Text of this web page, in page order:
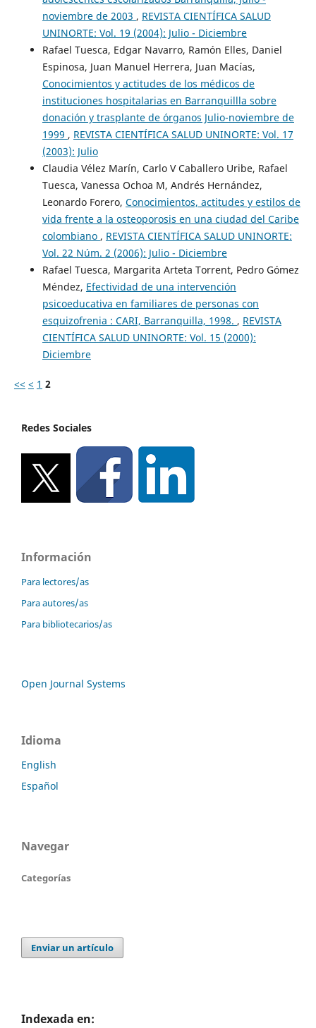
noviembre de 2003 , REVISTA CIENTÍFICA SALUD
UNINORTE: Vol. 19 (2004): Julio - Diciembre
Rafael Tuesca, Edgar Navarro, Ramón Elles, Daniel
Espinosa, Juan Manuel Herrera, Juan Macías,
Conocimientos y actitudes de los médicos de
instituciones hospitalarias en Barranquillla sobre
donación y trasplante de órganos Julio-noviembre de
1999 , REVISTA CIENTÍFICA SALUD UNINORTE: Vol. 17
(2003): Julio
Claudia Vélez Marín, Carlo V Caballero Uribe, Rafael
Tuesca, Vanessa Ochoa M, Andrés Hernández,
Leonardo Forero, Conocimientos, actitudes y estilos de
vida frente a la osteoporosis en una ciudad del Caribe
colombiano , REVISTA CIENTÍFICA SALUD UNINORTE:
Vol. 22 Núm. 2 (2006): Julio - Diciembre
Rafael Tuesca, Margarita Arteta Torrent, Pedro Gómez
Méndez, Efectividad de una intervención
psicoeducativa en familiares de personas con
esquizofrenia : CARI, Barranquilla, 1998. , REVISTA
CIENTÍFICA SALUD UNINORTE: Vol. 15 (2000):
Diciembre
<< < 1 2
Redes Sociales
Información
Para lectores/as
Para autores/as
Para bibliotecarios/as
Open Journal Systems
Idioma
English
Español
Navegar
Categorías
Enviar un artículo
Indexada en: